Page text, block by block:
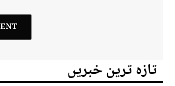
تازہ ترین خبریں